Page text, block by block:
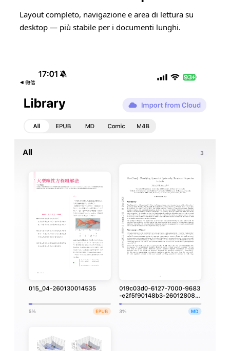
Layout completo, navigazione e area di lettura su
desktop — più stabile per i documenti lunghi.